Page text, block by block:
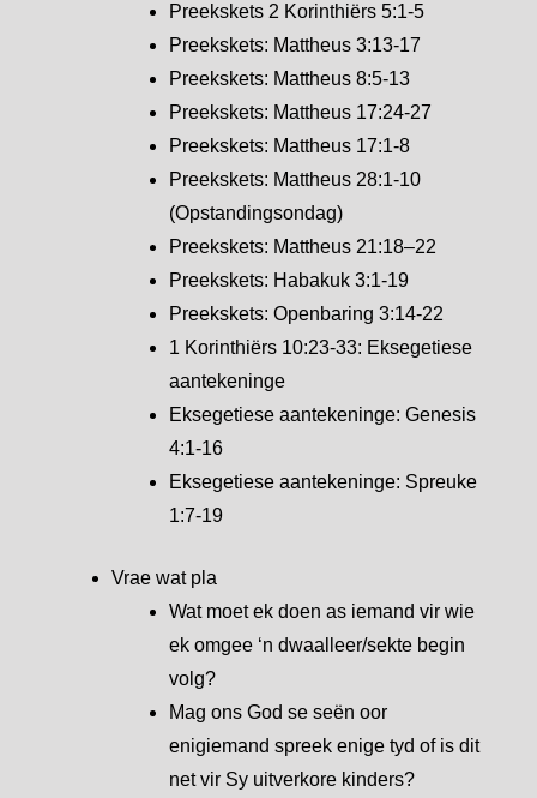
Preekskets 2 Korinthiërs 5:1-5
Preekskets: Mattheus 3:13-17
Preekskets: Mattheus 8:5-13
Preekskets: Mattheus 17:24-27
Preekskets: Mattheus 17:1-8
Preekskets: Mattheus 28:1-10
(Opstandingsondag)
Preekskets: Mattheus 21:18–22
Preekskets: Habakuk 3:1-19
Preekskets: Openbaring 3:14-22
1 Korinthiërs 10:23-33: Eksegetiese
aantekeninge
Eksegetiese aantekeninge: Genesis
4:1-16
Eksegetiese aantekeninge: Spreuke
1:7-19
Vrae wat pla
Wat moet ek doen as iemand vir wie
ek omgee ‘n dwaalleer/sekte begin
volg?
Mag ons God se seën oor
enigiemand spreek enige tyd of is dit
net vir Sy uitverkore kinders?